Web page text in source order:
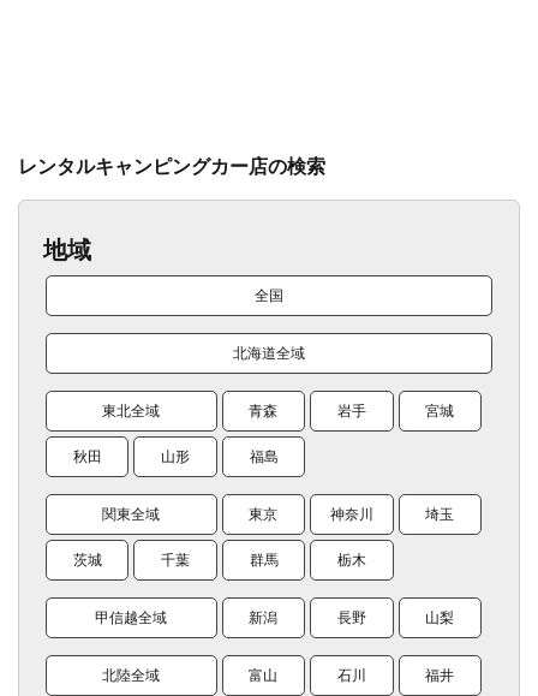
レンタルキャンピングカー店の検索
地域
全国
北海道全域
東北全域 青森 岩手 宮城
秋田 山形 福島
関東全域 東京 神奈川 埼玉
茨城 千葉 群馬 栃木
甲信越全域 新潟 長野 山梨
北陸全域 富山 石川 福井